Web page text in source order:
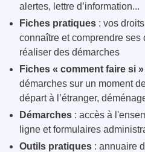
alertes, lettre d’information...
Fiches pratiques : vos
connaître et comprendre ses
réaliser des démarches
Fiches « comment faire si »
démarches sur un moment
départ à l’étranger,
Démarches : accès à
ligne et formulaires
Outils pratiques : annuaire